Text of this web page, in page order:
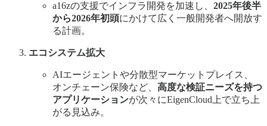
a16zの支援でインフラ開発を加速し、 2025年後半
から2026年初頭にかけて広く一般開発者へ開放す
る計画。
エコシステム拡大
AIエージェントや分散型マーケットプレイス、
オンチェーン保険など、 高度な検証ニーズを持つ
アプリケーションが次々にEigenCloud上で立ち上
がる見込み。